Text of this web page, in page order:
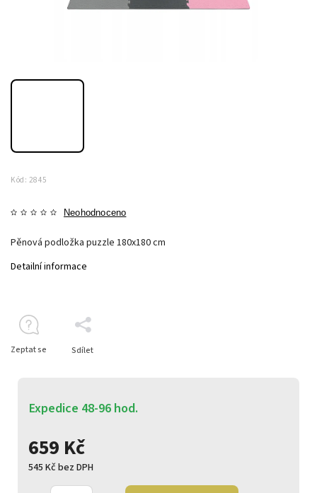
Kód: 2845
Neohodnoceno
659 Kč
545 Kč bez DPH
Expedice 48-96 hod.
Pěnová podložka puzzle 180x180 cm
Detailní informace
Zeptat se Sdílet